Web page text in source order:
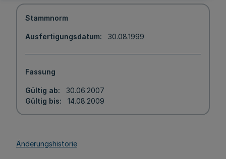
Stammnorm
Ausfertigungsdatum 30.08.1999
Fassung
Gültig ab
30.06.2007
Gültig bis
14.08.2009
Änderungshistorie